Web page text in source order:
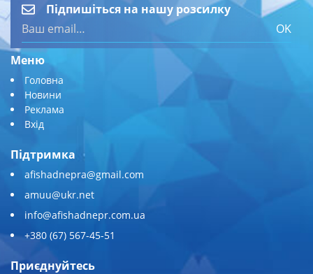
Підпишіться на нашу розсилку
OK
Меню
Головна
Новини
Реклама
Вхід
Підтримка
afishadnepra@gmail.com
amuu@ukr.net
info@afishadnepr.com.ua
+380 (67) 567-45-51
Приєднуйтесь